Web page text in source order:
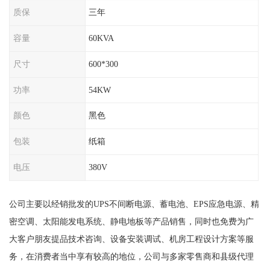
质保 三年
容量 60KVA
尺寸 600*300
功率 54KW
颜色 黑色
包装 纸箱
电压 380V
公司主要以经销批发的UPS不间断电源、蓄电池、EPS应急电源、精
密空调、太阳能发电系统、静电地板等产品销售，同时也免费为广
大客户朋友提品技术咨询、设备安装调试、机房工程设计方案等服
务，在消费者当中享有较高的地位，公司与多家零售商和县级代理